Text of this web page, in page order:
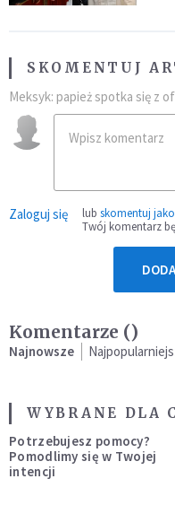
SKOMENTUJ
Meksyk: papież spotka się z
Zaloguj się lub skomentuj
Twój komentarz
Komentarze ()
Najnowsze
WYBRANE DLA
Potrzebujesz pomocy?
Pomodlimy się w Twojej
intencji